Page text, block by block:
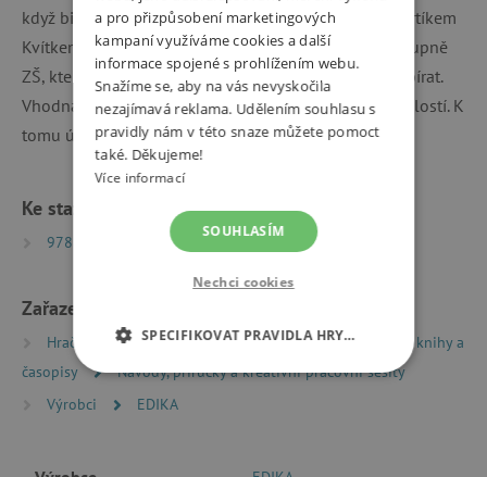
když bičem mrská. To by v tom byl čert, abyste to s čertíkem
Kvítkem nezvládli. Cvičebnice je určena pro žáky 1. stupně
ZŠ, kteří teprve začínají určování slovních druhů probírat.
Vhodná bude také pro upevnění nebo procvičení znalostí. K
tomu účelu slouží cvičení i karty v příloze.
Ke stažení
9788026609094 | PDF | 0.22 MB
Zařazeno v kategoriích
Hračky dle typu Knihy
Encyklopedie, naučné knihy a
časopisy
Návody, příručky a kreativní pracovní sešity
Výrobci
EDIKA
a pro přizpůsobení marketingových
kampaní využíváme cookies a další
informace spojené s prohlížením webu.
Snažíme se, aby na vás nevyskočila
nezajímavá reklama. Udělením souhlasu s
pravidly nám v této snaze můžete pomoct
také. Děkujeme!
Více informací
SOUHLASÍM
Nechci cookies
SPECIFIKOVAT PRAVIDLA HRY…
NEZBYTNĚ NUTNÉ COOKIES